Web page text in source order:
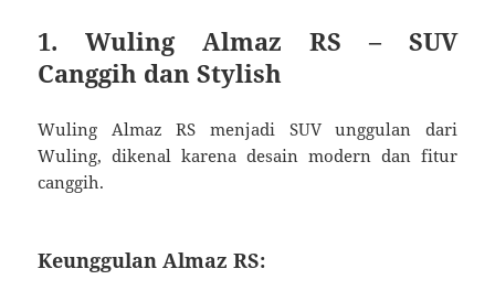
1. Wuling Almaz RS – SUV
Canggih dan Stylish
Wuling Almaz RS menjadi SUV unggulan dari
Wuling, dikenal karena desain modern dan fitur
canggih.
Keunggulan Almaz RS: